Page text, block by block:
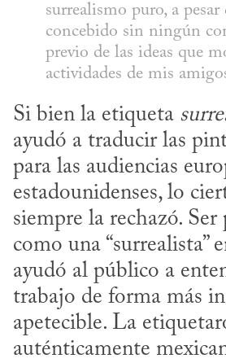
surrealismo puro, a pesar
concebido sin ningún
previo de las ideas que
actividades de mis
Si bien la etiqueta
ayudó a traducir las
para las audiencias
estadounidenses, lo
siempre la rechazó. Ser
como una “surrealista”
ayudó al público a
trabajo de forma más
apetecible. La
auténticamente